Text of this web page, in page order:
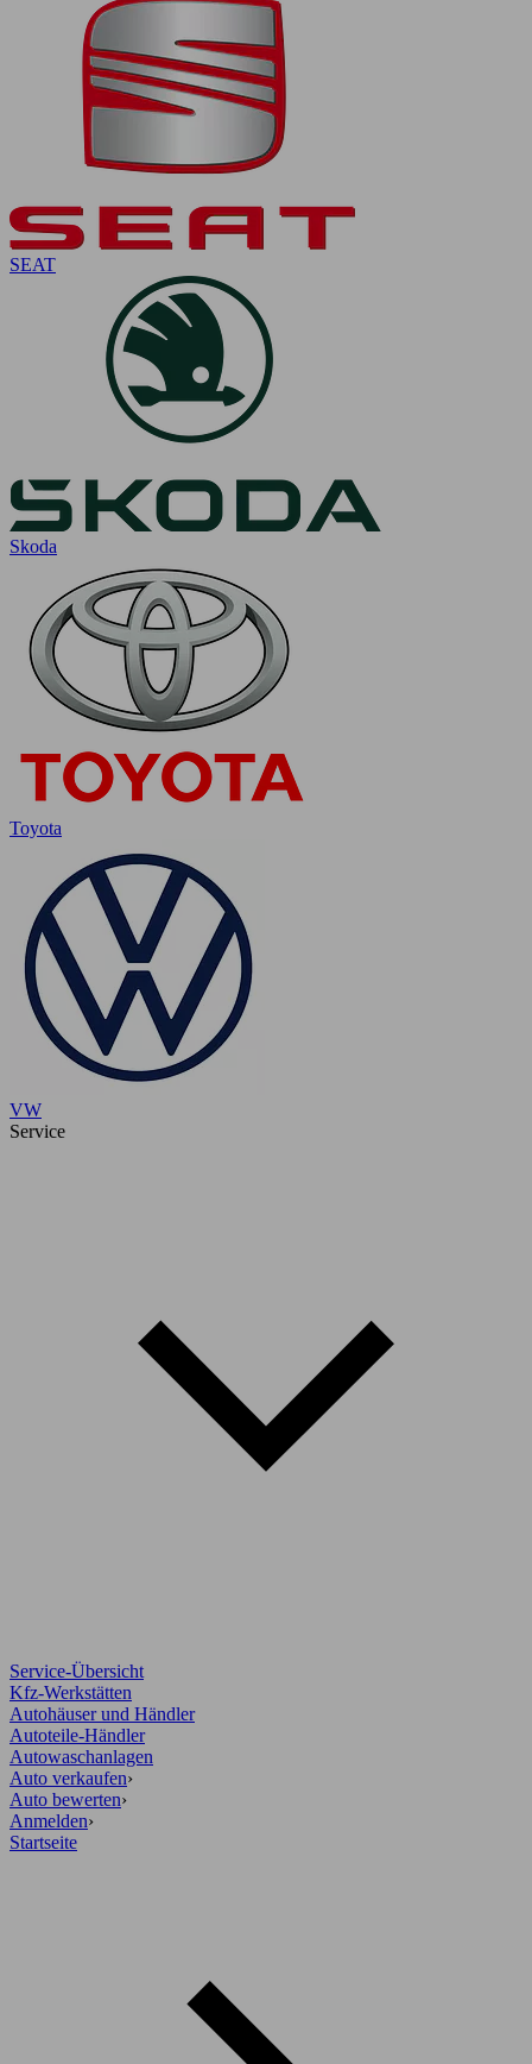
SEAT
Skoda
Toyota
VW
Service
Service-Übersicht
Kfz-Werkstätten
Autohäuser und Händler
Autoteile-Händler
Autowaschanlagen
Auto verkaufen›
Auto bewerten›
Anmelden›
Startseite